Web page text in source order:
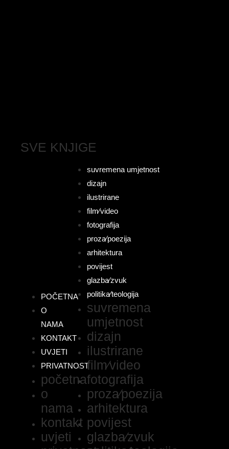
SVE KNJIGE
POČETNA
O
NAMA
KONTAKT
UVJETI
PRIVATNOST
početna
o
nama
kontakt
uvjeti
suvremena umjetnost
dizajn
ilustrirane
film⁄video
fotografija
proza⁄poezija
arhitektura
povijest
glazba⁄zvuk
politika⁄teologija
suvremena
umjetnost
dizajn
ilustrirane
film⁄video
fotografija
proza⁄poezija
arhitektura
povijest
glazba⁄zvuk